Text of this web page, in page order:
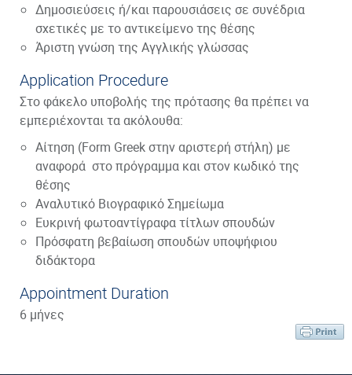
Δημοσιεύσεις ή/και παρουσιάσεις σε συνέδρια
σχετικές με το αντικείμενο της θέσης
Άριστη γνώση της Αγγλικής γλώσσας
Application Procedure
Στο φάκελο υποβολής της πρότασης θα πρέπει να
εμπεριέχονται τα ακόλουθα:
Αίτηση (Form Greek στην αριστερή στήλη) με
αναφορά στο πρόγραμμα και στον κωδικό της
θέσης
Αναλυτικό Βιογραφικό Σημείωμα
Ευκρινή φωτοαντίγραφα τίτλων σπουδών
Πρόσφατη βεβαίωση σπουδών υποψήφιου
διδάκτορα
Appointment Duration
6 μήνες